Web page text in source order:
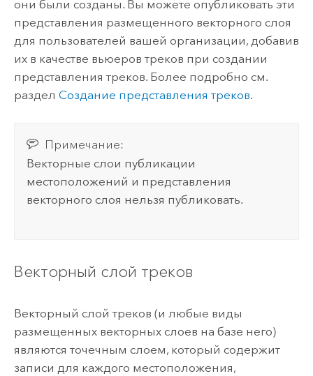
они были созданы. Вы можете опубликовать эти
представления размещенного векторного слоя
для пользователей вашей организации, добавив
их в качестве вьюеров треков при создании
представления треков. Более подробно см.
раздел Создание представления треков.
Примечание:
Векторные слои публикации
местоположений и представления
векторного слоя нельзя публиковать.
Векторный слой треков
Векторный слой треков (и любые виды
размещенных векторных слоев на базе него)
являются точечным слоем, который содержит
записи для каждого местоположения,